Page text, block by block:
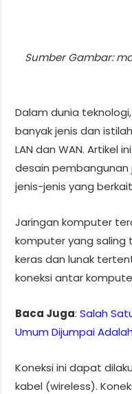
Sumber Gambar:
Dalam dunia
banyak jenis dan
LAN dan WAN. Artikel
desain
jenis-jenis yang
Jaringan komputer
komputer yang saling
keras dan lunak
koneksi antar
Baca Juga:Salah
Umum Dijumpai Adalah
Koneksi ini dapat
kabel (wireless).